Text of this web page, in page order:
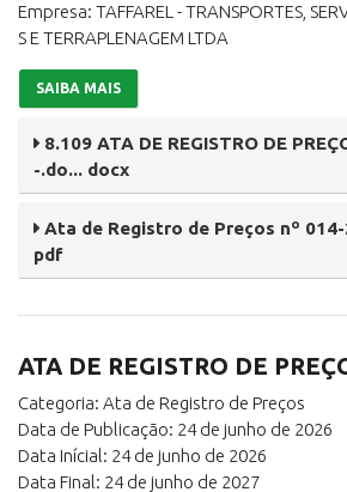
Empresa: TAFFAREL - TRANSPORTES,
S E TERRAPLENAGEM LTDA
SAIBA MAIS
8.109 ATA DE REGISTRO DE
-.do... docx
Ata de Registro de Preços nº 014-
pdf
ATA DE REGISTRO DE
Categoria: Ata de Registro de Preços
Data de Publicação: 24 de junho de 2026
Data Inícial: 24 de junho de 2026
Data Final: 24 de junho de 2027